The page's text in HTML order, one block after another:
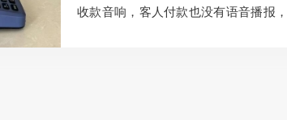
收款音响，客人付款也没有语音播报